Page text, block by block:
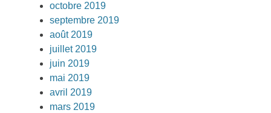
octobre 2019
septembre 2019
août 2019
juillet 2019
juin 2019
mai 2019
avril 2019
mars 2019